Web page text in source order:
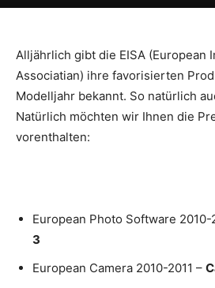
Alljährlich gibt die EISA (European
Associatian) ihre favorisierten
Modelljahr bekannt. So natürlich
Natürlich möchten wir Ihnen die
vorenthalten:
European Photo Software 2010-
3
European Camera 2010-2011 –